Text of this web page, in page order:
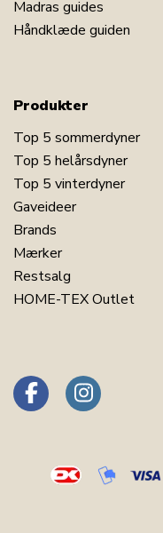
Se vores store
Har du
Madras guides
Håndklæde guiden
Produkter
Top 5 sommerdyner
Top 5 helårsdyner
Top 5 vinterdyner
Gaveideer
Brands
Mærker
Restsalg
HOME-TEX Outlet